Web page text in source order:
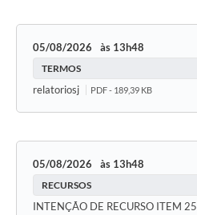
05/08/2026 13h48
TERMOS
relatoriosj PDF - 189,39 KB
05/08/2026 13h48
RECURSOS
INTENÇÃO DE RECURSO ITEM 25